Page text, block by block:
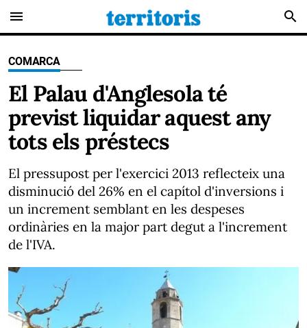
menu search
COMARCA
El Palau d'Anglesola té
previst liquidar aquest any
tots els préstecs
El pressupost per l'exercici 2013 reflecteix una
disminució del 26% en el capítol d'inversions i
un increment semblant en les despeses
ordinàries en la major part degut a l'increment
de l'IVA.